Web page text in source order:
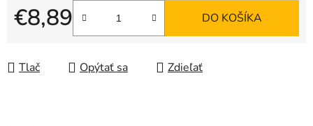
€8,89
Jednotková cena:
DO KOŠÍKA
Tlač Opýtať sa Zdieľať